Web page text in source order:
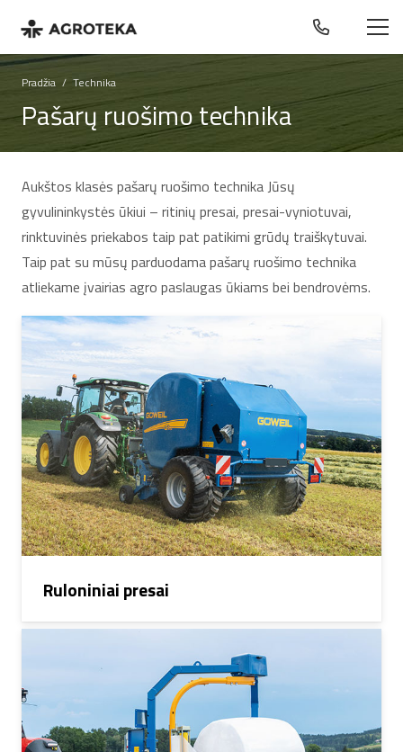
Pradžia / Technika
Pašarų ruošimo technika
Aukštos klasės pašarų ruošimo technika Jūsų
gyvulininkystės ūkiui – ritinių presai, presai-vyniotuvai,
rinktuvinės priekabos taip pat patikimi grūdų traiškytuvai.
Taip pat su mūsų parduodama pašarų ruošimo technika
atliekame įvairias agro paslaugas ūkiams bei bendrovėms.
Ruloniniai presai